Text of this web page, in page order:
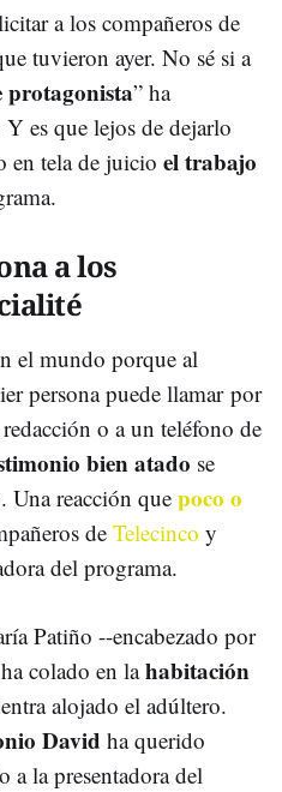
a los compañeros de
tuvieron ayer. No sé si a
protagonista” ha
es que lejos de dejarlo
en tela de juicio el trabajo
a los
el mundo porque al
persona puede llamar por
o a un teléfono de
bien atado se
Una reacción que poco o
de Telecinco y
del programa.
Patiño --encabezado por
colado en lahabitación
alojado el adúltero.
David ha querido
a la presentadora del